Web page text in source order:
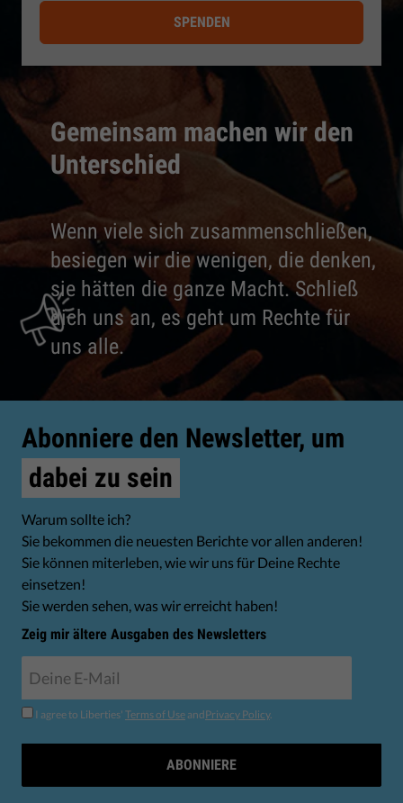
Gemeinsam machen wir den
Unterschied
Wenn viele sich zusammenschließen,
besiegen wir die wenigen, die denken,
sie hätten die ganze Macht. Schließ
dich uns an, es geht um Rechte für
uns alle.
SPENDEN
Abonniere den Newsletter, um
dabei zu sein
Warum sollte ich?
Sie bekommen die neuesten Berichte vor allen anderen!
Sie können miterleben, wie wir uns für Deine Rechte
einsetzen!
Sie werden sehen, was wir erreicht haben!
Zeig mir ältere Ausgaben des Newsletters
I agree to Liberties' Terms of Use andPrivacy Policy.
ABONNIERE